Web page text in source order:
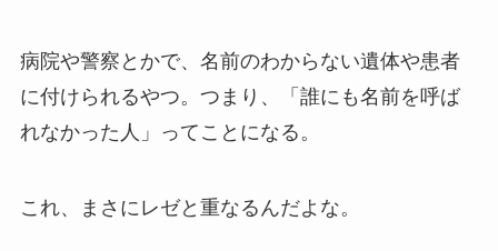
病院や警察とかで、名前のわからない遺体や患者
に付けられるやつ。つまり、「誰にも名前を呼ば
れなかった人」ってことになる。
これ、まさにレゼと重なるんだよな。